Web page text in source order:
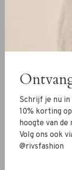
Clothing
Jewelry
Accessoires
SALE
RIVS Store
Schrijf je nu
10% korting
hoogte van de
Volg ons ook
@rivsfashion